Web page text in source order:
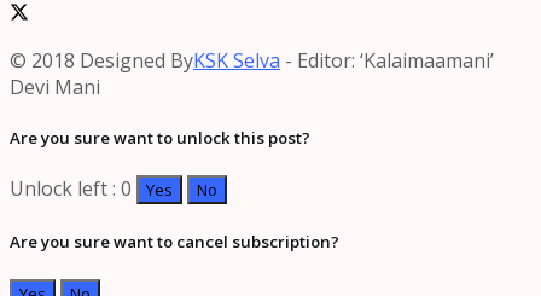
© 2018 Designed ByKSK Selva - Editor: ‘Kalaimaamani’
Devi Mani
Are you sure want to unlock this post?
Unlock left : 0 Yes No
Are you sure want to cancel subscription?